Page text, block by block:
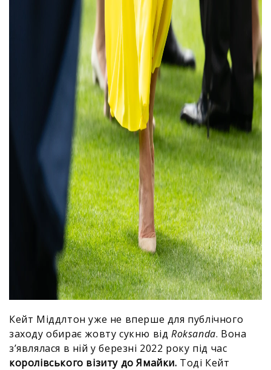
Кейт Міддлтон уже не вперше для публічного
заходу обирає жовту сукню від Roksanda. Вона
з’являлася в ній у березні 2022 року під час
королівського візиту до Ямайки. Тоді Кейт